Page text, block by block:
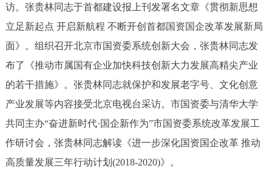
访。张贵林同志于首都建设报上刊发署名文章《贯彻新思想
立足新起点 开启新航程 不断开创首都国资国企改革发展新局
面》。组织召开北京市国资委系统创新大会，张贵林同志发
布了《推动市属国有企业加快科技创新大力发展高精尖产业
的若干措施》。张贵林同志就保护和发展老字号、文化创意
产业发展等内容接受北京电视台采访。市国资委与清华大学
共同主办“奋进新时代·国企新作为”市国资委系统改革发展工
作研讨会，张贵林同志解读《进一步深化国资国企改革 推动
高质量发展三年行动计划(2018-2020)》。